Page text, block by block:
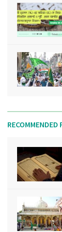
RECOMMENDED